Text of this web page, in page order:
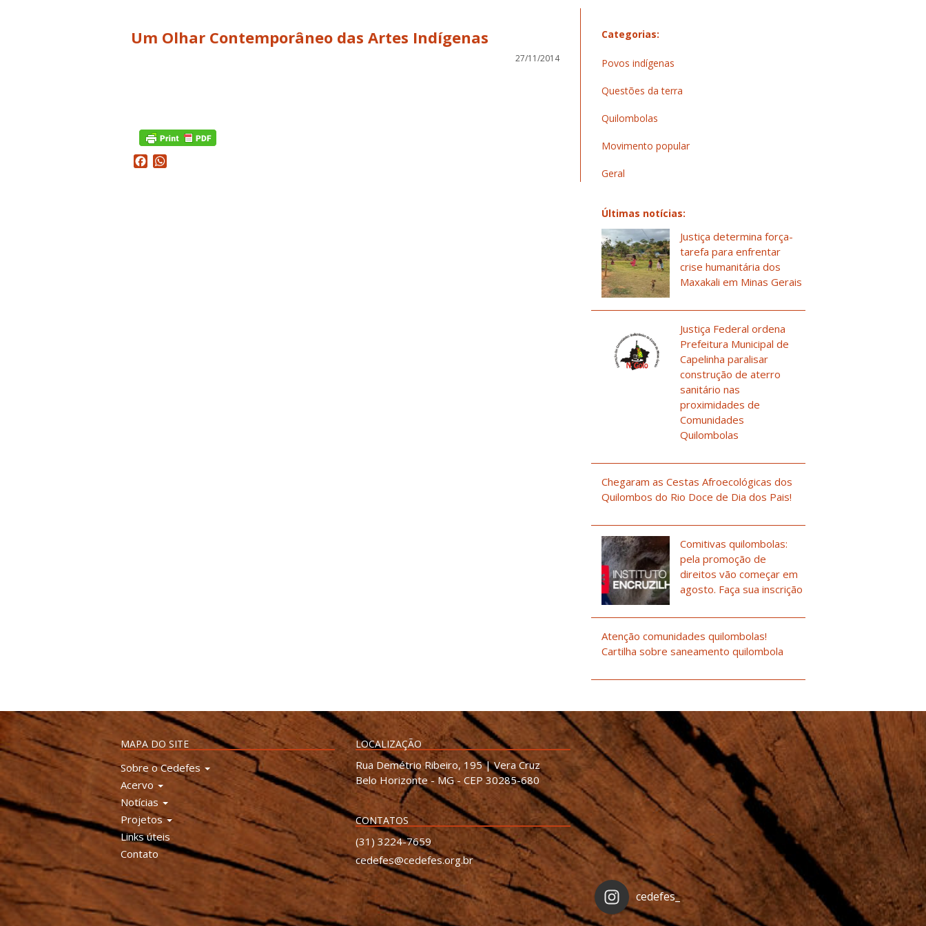
Um Olhar Contemporâneo das Artes Indígenas
27/11/2014
Facebook
Categorias:
Povos indígenas
Questões da terra
Quilombolas
Movimento popular
Geral
Últimas notícias:
Justiça determina força-
tarefa para enfrentar
crise humanitária dos
Maxakali em Minas Gerais
Justiça Federal ordena
Prefeitura Municipal de
Capelinha paralisar
construção de aterro
sanitário nas
proximidades de
Comunidades
Quilombolas
Chegaram as Cestas Afroecológicas dos
Quilombos do Rio Doce de Dia dos Pais!
Comitivas quilombolas:
pela promoção de
direitos vão começar em
agosto. Faça sua inscrição
Atenção comunidades quilombolas!
Cartilha sobre saneamento quilombola
MAPA DO SITE
Sobre o Cedefes
Acervo
Notícias
Projetos
Links úteis
Contato
LOCALIZAÇÃO
Rua Demétrio Ribeiro, 195 | Vera Cruz
Belo Horizonte - MG - CEP 30285-680
CONTATOS
(31) 3224-7659
cedefes@cedefes.org.br
cedefes_